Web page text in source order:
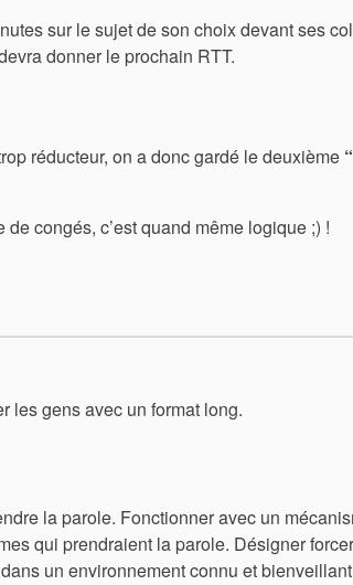
sur le sujet de son choix devant ses
donner le prochain RTT.
réducteur, on a donc gardé le deuxième
congés, c’est quand même logique ;) !
les gens avec un format long.
la parole. Fonctionner avec un
qui prendraient la parole. Désigner
un environnement connu et